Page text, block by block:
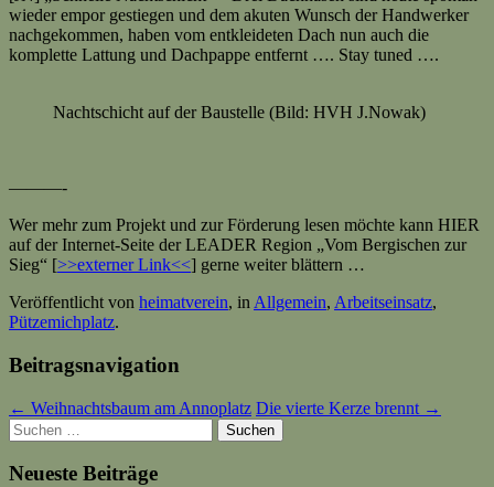
wieder empor gestiegen und dem akuten Wunsch der Handwerker
nachgekommen, haben vom entkleideten Dach nun auch die
komplette Lattung und Dachpappe entfernt …. Stay tuned ….
Nachtschicht auf der Baustelle (Bild: HVH J.Nowak)
———-
Wer mehr zum Projekt und zur Förderung lesen möchte kann HIER
auf der Internet-Seite der LEADER Region „Vom Bergischen zur
Sieg“ [>>externer Link<<] gerne weiter blättern …
Veröffentlicht von heimatverein, in Allgemein, Arbeitseinsatz,
Pützemichplatz.
Beitragsnavigation
← Weihnachtsbaum am Annoplatz Die vierte Kerze brennt →
Suchen
nach:
Neueste Beiträge